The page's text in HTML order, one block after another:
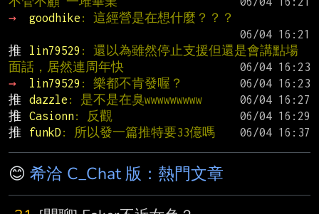
→
goodhike : 這經營是在想什麼？？？
推
lin79529 : 還以為雖然停止支援但還是會講點場
面話，居然連周年快
→
lin79529 : 樂都不肯發喔？
推
dazzle : 是不是在臭wwwwwwwww
推
Casionn: 反觀
推
funkD : 所以發一篇推特要33億嗎
😊 希洽 C_Chat 版：熱門文章